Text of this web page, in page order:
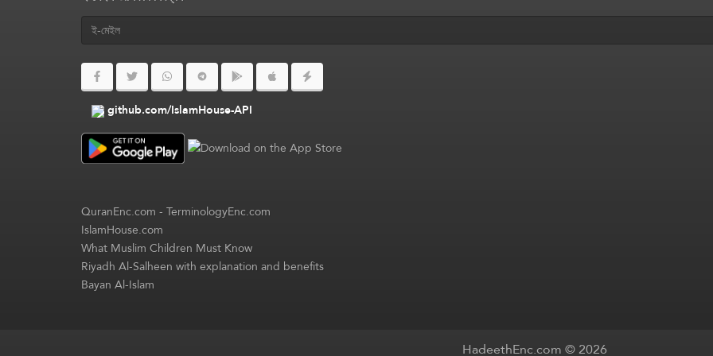
github.com/IslamHouse-API
QuranEnc.com-TerminologyEnc.com
IslamHouse.com
What Muslim Children Must Know
Riyadh Al-Salheen with explanation and benefits
Bayan Al-Islam
HadeethEnc.com © 2026